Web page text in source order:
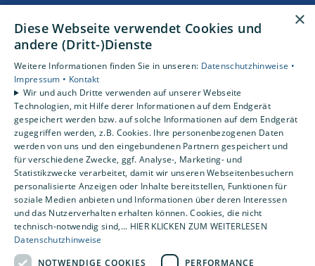
Privatkunden
Gewerbekunden
Karriere
Unternehmen
Kontakt
Um externe HTML-Inhalte anzuzeigen, benötigen wir
Ihre Einwilligung.
Weitere Informationen finden Sie in unserer
Datenschutzerklärung.
Cookie-Einstellungen öffnen
×
Diese Webseite verwendet Cookies und
andere (Dritt-)Dienste
Weitere Informationen finden Sie in unseren: Datenschutzhinweise •
Impressum • Kontakt
Wir und auch Dritte verwenden auf unserer Webseite
Technologien, mit Hilfe derer Informationen auf dem Endgerät
gespeichert werden bzw. auf solche Informationen auf dem Endgerät
zugegriffen werden, z.B. Cookies. Ihre personenbezogenen Daten
werden von uns und den eingebundenen Partnern gespeichert und
für verschiedene Zwecke, ggf. Analyse-, Marketing- und
Statistikzwecke verarbeitet, damit wir unseren Webseitenbesuchern
personalisierte Anzeigen oder Inhalte bereitstellen, Funktionen für
soziale Medien anbieten und Informationen über deren Interessen
und das Nutzerverhalten erhalten können. Cookies, die nicht
technisch-notwendig sind,... HIER KLICKEN ZUM WEITERLESEN
Datenschutzhinweise
NOTWENDIGE COOKIES
PERFORMANCE